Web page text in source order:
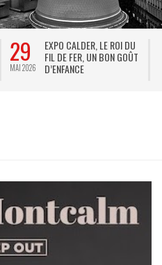
29
MAI 2026
EXPO CALDER, LE ROI DU
FIL DE FER, UN BON GOÛT
D’ENFANCE